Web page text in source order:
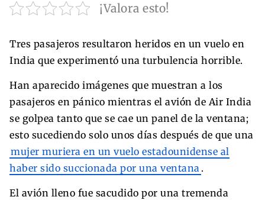
¡Valora esto!
Tres pasajeros resultaron heridos en un vuelo en
India que experimentó una turbulencia horrible.
Han aparecido imágenes que muestran a los
pasajeros en pánico mientras el avión de Air India
se golpea tanto que se cae un panel de la ventana;
esto sucediendo solo unos días después de que una
mujer muriera en un vuelo estadounidense al
haber sido succionada por una ventana .
El avión lleno fue sacudido por una tremenda